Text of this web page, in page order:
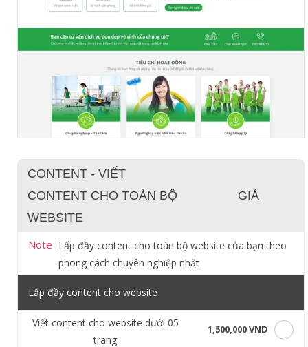
CONTENT - VIẾT
CONTENT CHO TOÀN BỘ
WEBSITE
GIÁ
Note : Lấp đầy content cho toàn bộ website của bạn theo
phong cách chuyên nghiệp nhất
Lấp đầy content cho website
Viết content cho website dưới 05
trang
1,500,000 VND